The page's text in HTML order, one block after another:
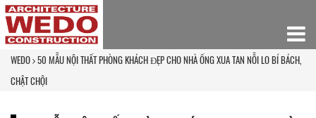
WEDO 50 MẪU NỘI THẤT PHÒNG KHÁCH ĐẸP CHO NHÀ ỐNG XUA TAN NỖI LO BÍ BÁCH,
CHẬT CHỘI